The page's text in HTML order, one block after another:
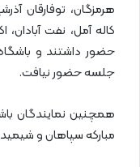
هرمزگان، توفارقان
کاله آمل، نفت
حضور داشتند و باشگاه
جلسه حضور نیافت.
همچنین نمایندگان
مبارکه سپاهان و